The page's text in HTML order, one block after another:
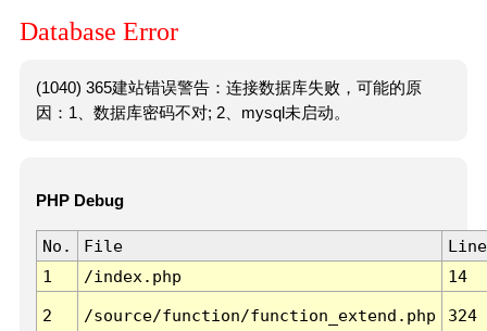
Database Error
(1040) 365建站错误警告：连接数据库失败，可能的原
因：1、数据库密码不对; 2、mysql未启动。
PHP Debug
No. File
Line
1
/index.php 14
2 /source/function/function_extend.php 324